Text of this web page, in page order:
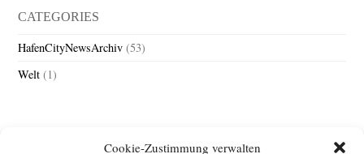
Cookie-Zustimmung verwalten
CATEGORIES
HafenCityNewsArchiv (53)
Welt (1)